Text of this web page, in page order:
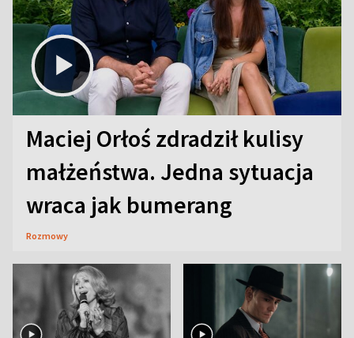
Maciej Orłoś zdradził kulisy
małżeństwa. Jedna sytuacja
wraca jak bumerang
Rozmowy